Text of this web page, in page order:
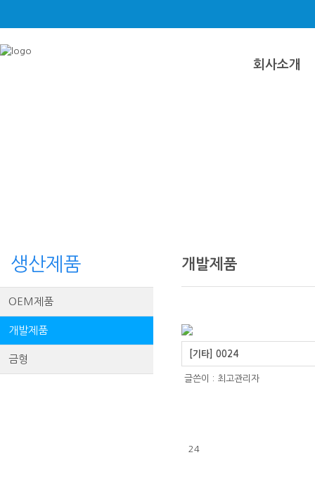
회사소개
생산제품
OEM제품
개발제품
금형
개발제품
[기타] 0024
글쓴이 : 최고관리자
24